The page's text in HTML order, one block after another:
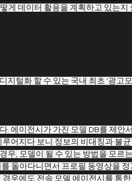
게 데이터 활용을 계획하고 있는지
지털화 할 수 있는 국내 최초 '광고
. 에이전시가 가진 모델 DB를 제안
어지다 보니 정보의 비대칭과 불
우, 모델이 될 수 있는 방법을 모르
돌아다니면서 프로필 동영상을
우에도 전속 모델 에이전시를 통